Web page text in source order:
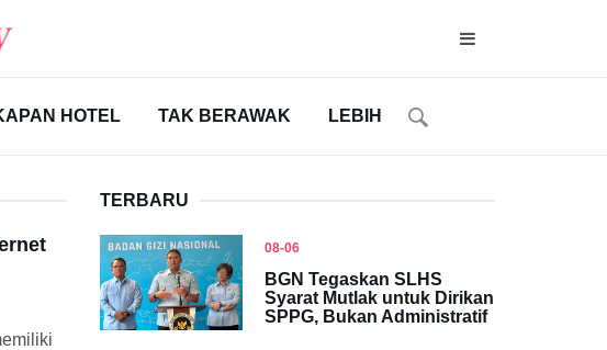
HOTEL TAK BERAWAK LEBIH
TERBARU
08-06
BGN Tegaskan SLHS
Syarat Mutlak untuk Dirikan
SPPG, Bukan Administratif